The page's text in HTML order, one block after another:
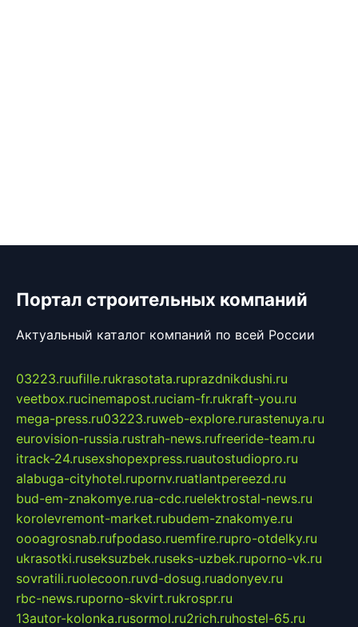
Портал строительных компаний
Актуальный каталог компаний по всей России
03223.ruufille.rukrasotata.ruprazdnikdushi.ru
veetbox.rucinemapost.ruciam-fr.rukraft-you.ru
mega-press.ru03223.ruweb-explore.rurastenuya.ru
eurovision-russia.rustrah-news.rufreeride-team.ru
itrack-24.rusexshopexpress.ruautostudiopro.ru
alabuga-cityhotel.rupornv.ruatlantpereezd.ru
bud-em-znakomye.rua-cdc.ruelektrostal-news.ru
korolevremont-market.rubudem-znakomye.ru
oooagrosnab.rufpodaso.ruemfire.rupro-otdelky.ru
ukrasotki.ruseksuzbek.ruseks-uzbek.ruporno-vk.ru
sovratili.ruolecoon.ruvd-dosug.ruadonyev.ru
rbc-news.ruporno-skvirt.rukrospr.ru
13autor-kolonka.rusormol.ru2rich.ruhostel-65.ru